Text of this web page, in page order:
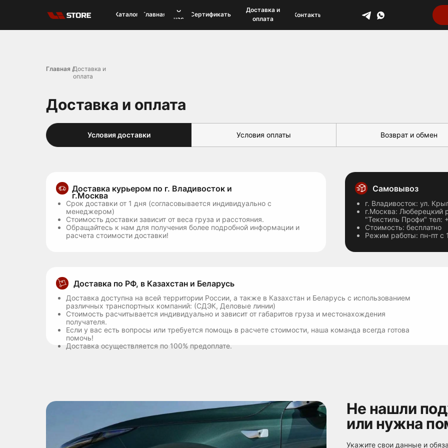
Каталог Главная
О
нас
Доставка и
оплата
Контакты
Сертификаты
Каталог Главная
О
нас
Доставка и
оплата
Контакты
Сертификаты
Доставка и оплата
Главная /Доставка и
оплата
Условия доставки Условия оплаты Возврат и обмен
Самовывоз
Доставка курьером по г. Владивосток и
г.Москва
Доставка по РФ, в Казахстан и Беларусь
Срок доставки от 1 дня (согласовывается индивидуально с
менеджером)
Стоимость доставки зависит от веса груза и расстояния.
Обращайтесь к нам для получения более подробной информации и
расчета стоимости доставки!
Доставка доступна на всей территории России, а также в Казахстан и Беларусь с использованием
различных транспортных компаний: (СДЭК, Деловые линии)
Стоимость расчитывается индивидуально и зависит от габаритов груза и местонахождения
получателя.
Если у вас есть вопросы или требуется помощь в расчете стоимости, наша команда всегда готова
помочь!
Доставка осуществляется по 100% предоплате.
г. Владивосток: ул.
г.Москва: Люберецкий
"Текстиль Профи" тел:
Стоимость: бесплатно
Режим работы: пн-пт с
Покупатель вправе отказаться от заказа в любое время ДО его получения
(заранее предупредив об этом исполнителя по телефону, указанном в
разделе контакты)
Условия возврата товара надлежащего и ненадлежащего качества:
Покупатель, которому
не было оговорено
из нижеперечисленных
Выберите интересующий вас раздел товаров на сайте. Для Вас
откроется страница, где представлены товары с указанием цены, а
также небольшой фотографией и несколькими наиболее важными
характеристиками. Нажав на ссылку товара, Вы сможете
ознакомиться с подробным описанием и характеристиками.
Выбрав понравившийся
Товар автоматически
можете положить в свою
товаров.
Не нашли
или нужна
Укажите свои данные и